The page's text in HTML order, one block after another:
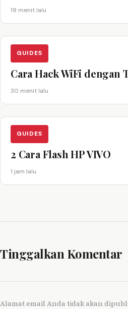
19 menit lalu
GUIDES
Cara Hack WiFi dengan
30 menit lalu
GUIDES
2 Cara Flash HP VIVO
1 jam lalu
Tinggalkan Komentar
Alamat email Anda tidak akan